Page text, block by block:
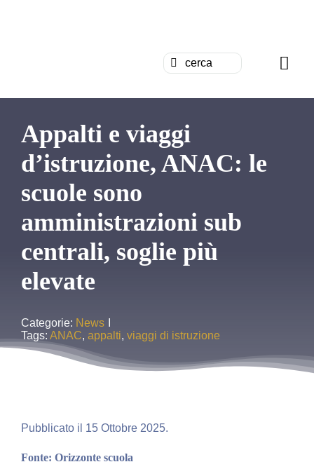
Cerca
Appalti e viaggi
d’istruzione, ANAC: le
scuole sono
amministrazioni sub
centrali, soglie più
elevate
Categorie: News
Tags: ANAC, appalti, viaggi di istruzione
Pubblicato il 15 Ottobre 2025.
Fonte: Orizzonte scuola